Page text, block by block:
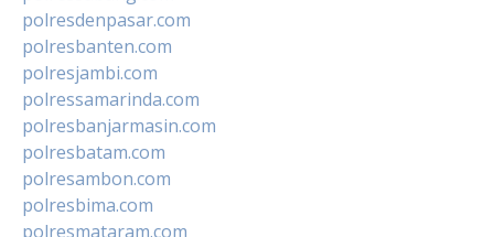
polresdenpasar.com
polresbanten.com
polresjambi.com
polressamarinda.com
polresbanjarmasin.com
polresbatam.com
polresambon.com
polresbima.com
polresmataram.com